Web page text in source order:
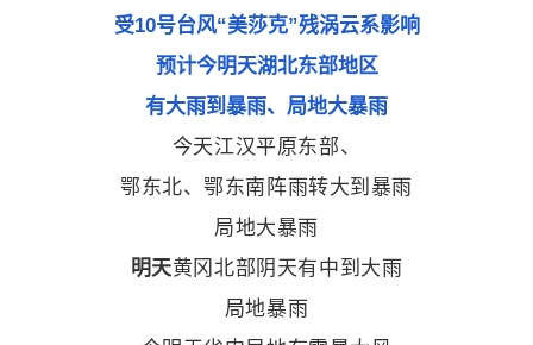
受10号台风“美莎克”残涡云系影响
预计今明天湖北东部地区
有大雨到暴雨、局地大暴雨
今天江汉平原东部、
鄂东北、鄂东南阵雨转大到暴雨
局地大暴雨
明天黄冈北部 阴天有中到大雨
局地暴雨